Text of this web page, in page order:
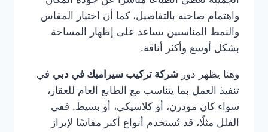
واهتمام صاحبه بالتفاصيل، كما أن اختيار المقاس
والنمط المناسبين يساعد على إظهار المساحة
بشكل أوسع وأكثر أناقة.
وهنا يظهر دور شركة تركيب سيراميك في دبي في
تنفيذ العمل بما يتناسب مع الطابع العام للعقار،
سواء كان مودرن، أو كلاسيكي، أو بسيط. ففي
الفلل مثلًا، قد تُستخدم أنواع أكبر مقاسًا لإبراز